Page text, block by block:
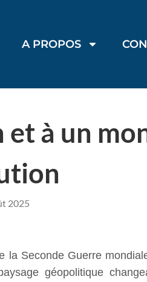
A PROPOS
et à un
2025
Seconde Guerre
géopolitique